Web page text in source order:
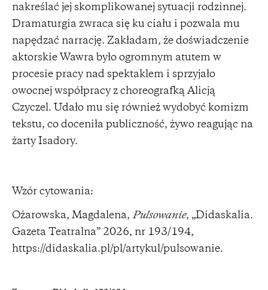
nakreślać jej skomplikowanej sytuacji rodzinnej.
Dramaturgia zwraca się ku ciału i pozwala mu
napędzać narrację. Zakładam, że doświadczenie
aktorskie Wawra było ogromnym atutem w
procesie pracy nad spektaklem i sprzyjało
owocnej współpracy z choreografką Alicją
Czyczel. Udało mu się również wydobyć komizm
tekstu, co doceniła publiczność, żywo reagując na
żarty Isadory.
Wzór cytowania:
Ożarowska, Magdalena, Pulsowanie, „Didaskalia.
Gazeta Teatralna” 2026, nr 193/194,
https://didaskalia.pl/pl/artykul/pulsowanie.